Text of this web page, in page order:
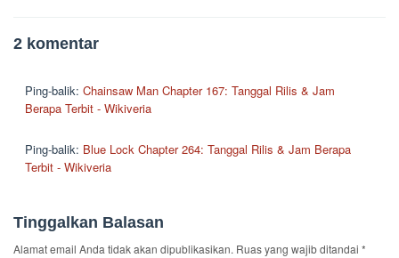
2 komentar
Ping-balik: Chainsaw Man Chapter 167: Tanggal Rilis & Jam
Berapa Terbit - Wikiveria
Ping-balik: Blue Lock Chapter 264: Tanggal Rilis & Jam Berapa
Terbit - Wikiveria
Tinggalkan Balasan
Alamat email Anda tidak akan dipublikasikan. Ruas yang wajib ditandai *